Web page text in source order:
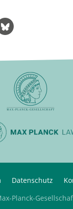
Datenschutz
Planck-